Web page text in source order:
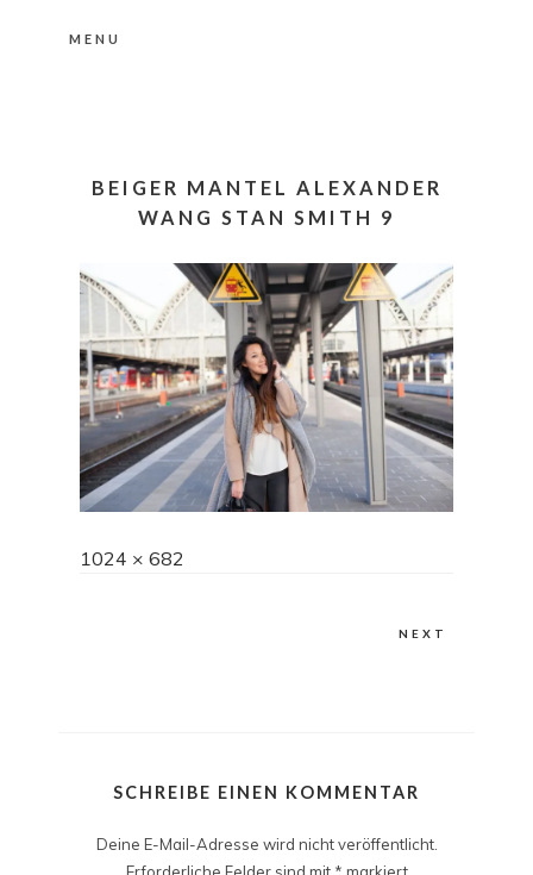
MENU
BEIGER MANTEL ALEXANDER
WANG STAN SMITH 9
Full
1024 × 682
NEXT
SCHREIBE EINEN KOMMENTAR
Deine E-Mail-Adresse wird nicht veröffentlicht.